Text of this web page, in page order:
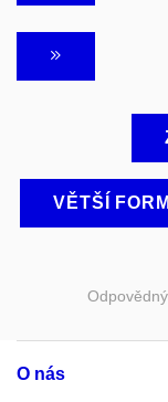
VĚTŠÍ
O nás